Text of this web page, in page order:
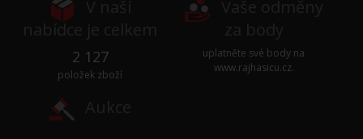
2 127
položek zboží
uplatněte své body na
www.rajhasicu.cz.